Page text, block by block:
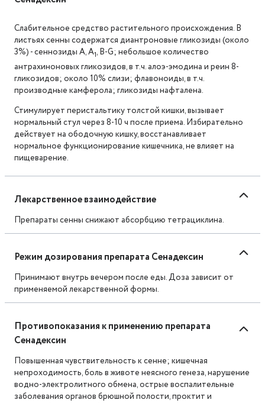
Слабительное средство растительного происхождения. В
листьях сенны содержатся диантроновые гликозиды (около
3%) - сеннозиды A, A1
, B-G; небольшое количество
антрахиноновых гликозидов, в т.ч. алоэ-эмодина и реин 8-
гликозидов; около 10% слизи; флавоноиды, в т.ч.
производные камферола; гликозиды нафталена.
Стимулирует перистальтику толстой кишки, вызывает
нормальный стул через 8-10 ч после приема. Избирательно
действует на ободочную кишку, восстанавливает
нормальное функционирование кишечника, не влияет на
пищеварение.
Лекарственное взаимодействие
Препараты сенны снижают абсорбцию тетрациклина.
Режим дозирования препарата Сенадексин
Принимают внутрь вечером после еды. Доза зависит от
применяемой лекарственной формы.
Противопоказания к применению препарата
Сенадексин
Повышенная чувствительность к сенне; кишечная
непроходимость, боль в животе неясного генеза, нарушение
водно-электролитного обмена, острые воспалительные
заболевания органов брюшной полости, проктит и